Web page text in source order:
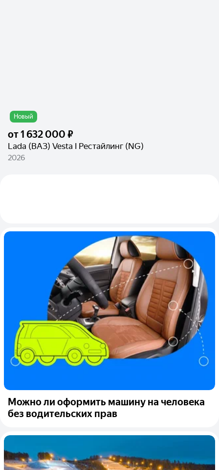
Новый
от1 632 000 ₽
Lada (ВАЗ) Vesta I Рестайлинг (NG)
2026
Можно ли оформить машину на человека
без водительских прав